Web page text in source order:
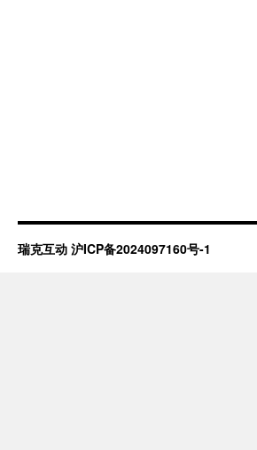
瑞克互动 沪ICP备2024097160号-1